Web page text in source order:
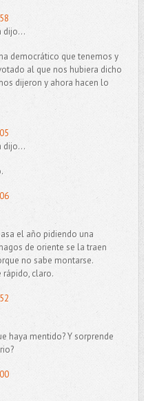
dijo...
democrático que tenemos y
al que nos hubiera dicho
dijeron y ahora hacen lo
dijo...
el año pidiendo una
de oriente se la traen
no sabe montarse.
claro.
haya mentido? Y sorprende